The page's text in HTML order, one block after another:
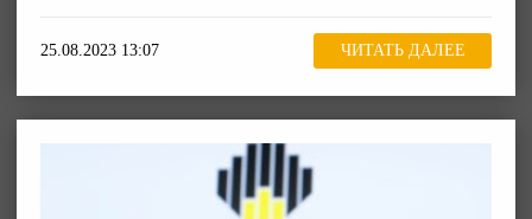
25.08.2023 13:07 ЧИТАТЬ ДАЛЕЕ